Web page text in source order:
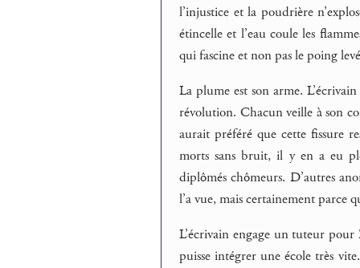
l’injustice et la poudrière
étincelle et l’eau coule les
qui fascine et non pas le poing
La plume est son arme.
révolution. Chacun veille à son
aurait préféré que cette fissure
morts sans bruit, il y en a eu
diplômés chômeurs. D’autres
l’a vue, mais certainement parce
L’écrivain engage un tuteur
puisse intégrer une école très